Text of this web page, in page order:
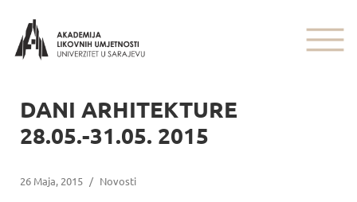
DANI ARHITEKTURE
28.05.-31.05. 2015
26 Maja, 2015 / Novosti